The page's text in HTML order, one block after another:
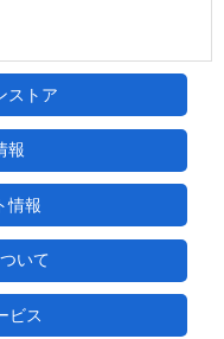
ストア
報
情報
いて
ビス